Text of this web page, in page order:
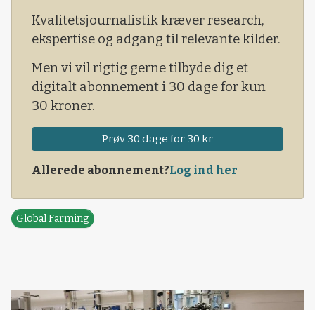
Kvalitetsjournalistik kræver research,
ekspertise og adgang til relevante kilder.
Men vi vil rigtig gerne tilbyde dig et
digitalt abonnement i 30 dage for kun
30 kroner.
Prøv 30 dage for 30 kr
Allerede abonnement?Log ind her
Global Farming